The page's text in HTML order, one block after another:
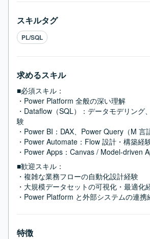
スキルタグ
PL/SQL
求めるスキル
■必須スキル：
・Power Platform 全般の深い理解
・Dataflow（SQL）：データモデリング
験
・Power BI：DAX、Power Query（M 言
・Power Automate：Flow 設計・構築経
・Power Apps：Canvas / Model-driven
■歓迎スキル：
・複雑な業務フローの自動化設計経験
・大規模データセットの可視化・最適化
・Power Platform と外部システムの連携
特徴